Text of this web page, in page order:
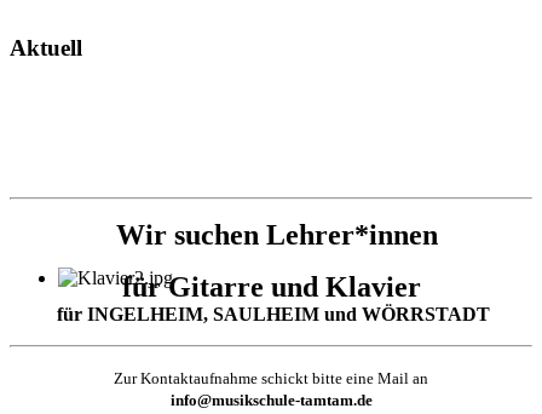
Aktuell
Wir suchen Lehrer*innen
für Gitarre und Klavier
für INGELHEIM, SAULHEIM und WÖRRSTADT
Zur Kontaktaufnahme schickt bitte eine Mail an
info@musikschule-tamtam.de